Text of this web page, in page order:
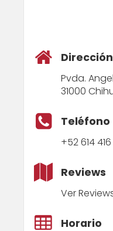
Dirección
Pvda.
31000
Teléfono
+52 614
Reviews
Ver
Horario